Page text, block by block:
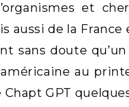
et
aussi de la France
sans doute
au
GPT